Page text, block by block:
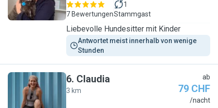
7 Bewertungen
1
Stammgast
Liebevolle Hundesitter mit Kinder
Antwortet meist innerhalb von wenige
Stunden
C
6. Claudia
3 km
ab
79 CHF
/nacht